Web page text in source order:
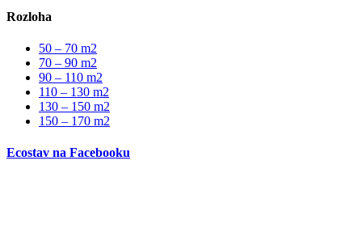
Rozloha
50 – 70 m2
70 – 90 m2
90 – 110 m2
110 – 130 m2
130 – 150 m2
150 – 170 m2
Ecostav na Facebooku